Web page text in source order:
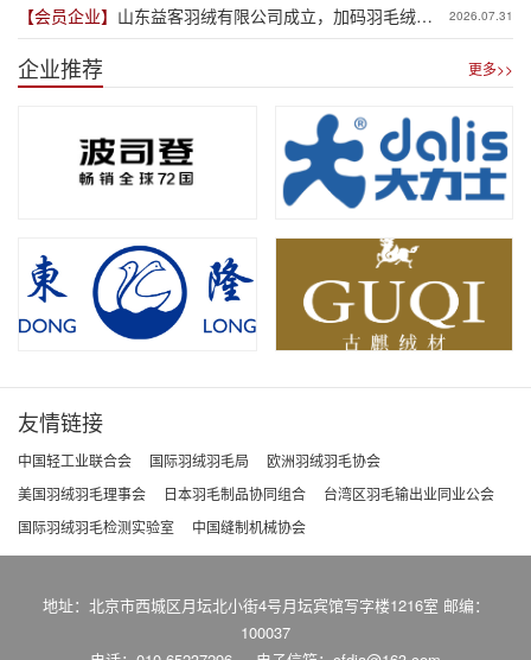
【会员企业】 山东益客羽绒有限公司成立，加码羽毛绒制
品全产业链布局
2026.07.31
企业推荐 更多>>
友情链接
中国轻工业联合会 国际羽绒羽毛局
欧洲羽绒羽毛协会
美国羽绒羽毛理事会
日本羽毛制品协同组合
台湾区羽毛输出业同业公会
国际羽绒羽毛检测实验室
中国缝制机械协会
地址：北京市西城区月坛北小街4号月坛宾馆写字楼1216室 邮编：
100037